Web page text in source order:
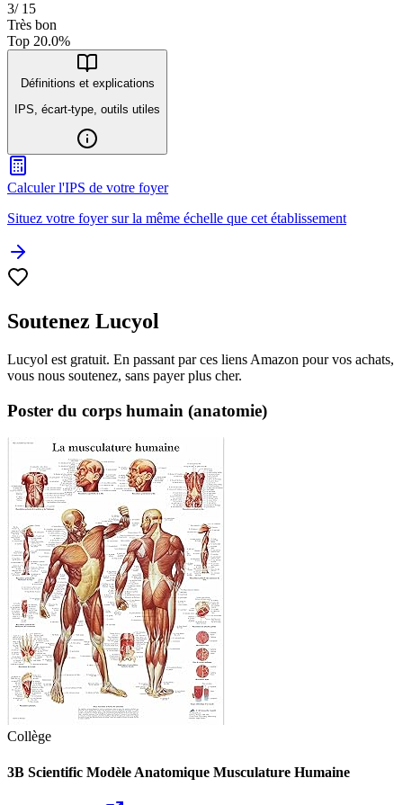
3/ 15
Très bon
Top 20.0%
Définitions et explications
IPS, écart-type, outils utiles
Calculer l'IPS de votre foyer
Situez votre foyer sur la même échelle que cet établissement
Soutenez Lucyol
Lucyol est gratuit. En passant par ces liens Amazon pour vos achats,
vous nous soutenez, sans payer plus cher.
Poster du corps humain (anatomie)
Collège
3B Scientific Modèle Anatomique Musculature Humaine